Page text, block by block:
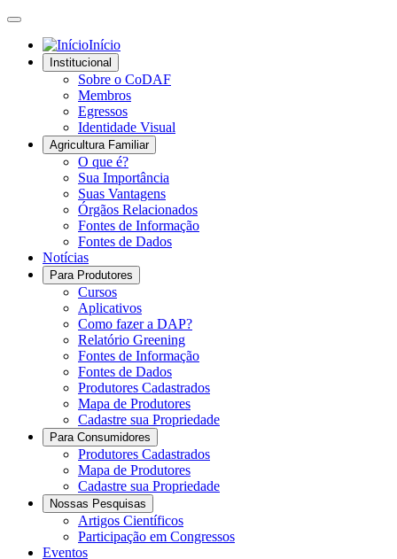
Início
Institucional
Sobre o CoDAF
Membros
Egressos
Identidade Visual
Agricultura Familiar
O que é?
Sua Importância
Suas Vantagens
Órgãos Relacionados
Fontes de Informação
Fontes de Dados
Notícias
Para Produtores
Cursos
Aplicativos
Como fazer a DAP?
Relatório Greening
Fontes de Informação
Fontes de Dados
Produtores Cadastrados
Mapa de Produtores
Cadastre sua Propriedade
Para Consumidores
Produtores Cadastrados
Mapa de Produtores
Cadastre sua Propriedade
Nossas Pesquisas
Artigos Científicos
Participação em Congressos
Eventos